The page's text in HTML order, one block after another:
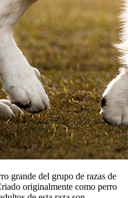
grande del grupo de razas de
originalmente como perro